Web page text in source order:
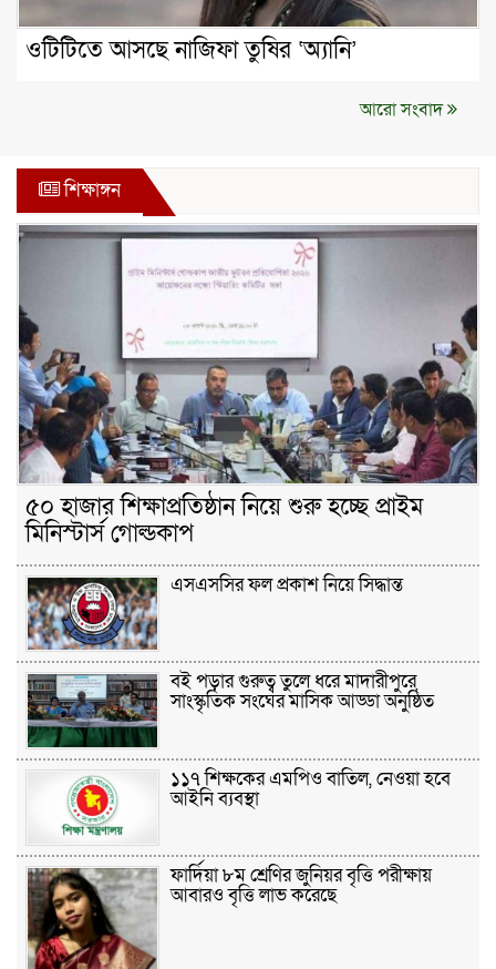
ওটিটিতে আসছে নাজিফা তুষির ‘অ্যানি’
আরো সংবাদ
শিক্ষাঙ্গন
৫০ হাজার শিক্ষাপ্রতিষ্ঠান নিয়ে শুরু হচ্ছে প্রাইম
মিনিস্টার্স গোল্ডকাপ
এসএসসির ফল প্রকাশ নিয়ে সিদ্ধান্ত
বই পড়ার গুরুত্ব তুলে ধরে মাদারীপুরে
সাংস্কৃতিক সংঘের মাসিক আড্ডা অনুষ্ঠিত
১১৭ শিক্ষকের এমপিও বাতিল, নেওয়া হবে
আইনি ব্যবস্থা
ফার্দিয়া ৮ম শ্রেণির জুনিয়র বৃত্তি পরীক্ষায়
আবারও বৃত্তি লাভ করেছে